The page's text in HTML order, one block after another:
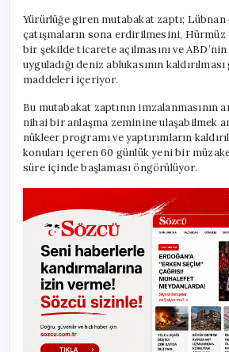
Yürürlüğe giren mutabakat zaptı;
çatışmaların sona erdirilmesini, Hürmüz
bir şekilde ticarete açılmasını ve
uyguladığı deniz ablukasının
maddeleri içeriyor.
Bu mutabakat zaptının imzalanmasının
nihai bir anlaşma zeminine ulaşabilmek
nükleer programı ve yaptırımların
konuları içeren 60 günlük yeni bir
süre içinde başlaması öngörülüyor.